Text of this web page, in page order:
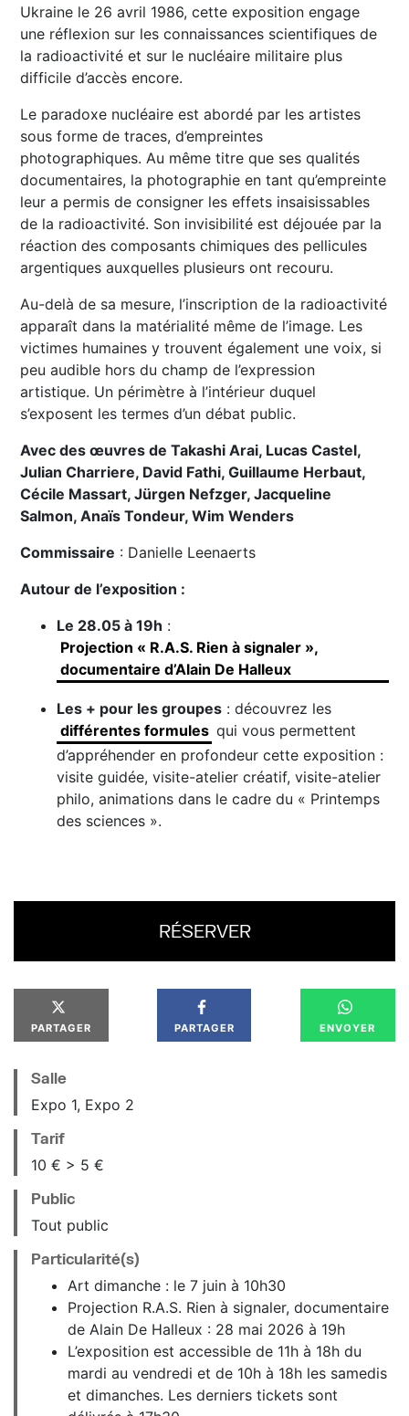
Ukraine le 26 avril 1986, cette exposition engage
une réflexion sur les connaissances scientifiques de
la radioactivité et sur le nucléaire militaire plus
difficile d’accès encore.
Le paradoxe nucléaire est abordé par les artistes
sous forme de traces, d’empreintes
photographiques. Au même titre que ses qualités
documentaires, la photographie en tant qu’empreinte
leur a permis de consigner les effets insaisissables
de la radioactivité. Son invisibilité est déjouée par la
réaction des composants chimiques des pellicules
argentiques auxquelles plusieurs ont recouru.
Au-delà de sa mesure, l’inscription de la radioactivité
apparaît dans la matérialité même de l’image. Les
victimes humaines y trouvent également une voix, si
peu audible hors du champ de l’expression
artistique. Un périmètre à l’intérieur duquel
s’exposent les termes d’un débat public.
Avec des œuvres de Takashi Arai, Lucas Castel,
Julian Charriere, David Fathi, Guillaume Herbaut,
Cécile Massart, Jürgen Nefzger, Jacqueline
Salmon, Anaïs Tondeur, Wim Wenders
Commissaire : Danielle Leenaerts
Autour de l’exposition :
Le 28.05 à 19h :
Projection « R.A.S. Rien à signaler »,
documentaire d’Alain De Halleux
Les + pour les groupes : découvrez les
différentes formules qui vous permettent
d’appréhender en profondeur cette exposition :
visite guidée, visite-atelier créatif, visite-atelier
philo, animations dans le cadre du « Printemps
des sciences ».
RÉSERVER
PARTAGER PARTAGER ENVOYER
Salle
Expo 1, Expo 2
Tarif
10 € > 5 €
Public
Tout public
Particularité(s)
Art dimanche : le 7 juin à 10h30
Projection R.A.S. Rien à signaler, documentaire
de Alain De Halleux : 28 mai 2026 à 19h
L’exposition est accessible de 11h à 18h du
mardi au vendredi et de 10h à 18h les samedis
et dimanches. Les derniers tickets sont